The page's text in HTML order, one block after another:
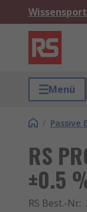
Menü
/ Passive
RS
±0.5
RS Best.-Nr.: